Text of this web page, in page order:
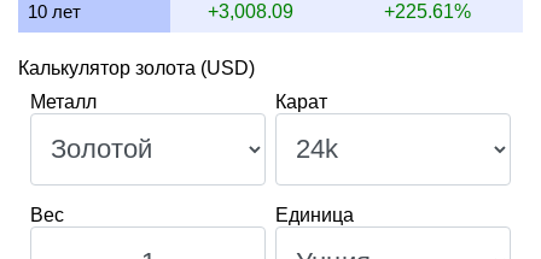
10 лет +3,008.09 +225.61%
Калькулятор золота (USD)
Металл
Карат
Вес Единица